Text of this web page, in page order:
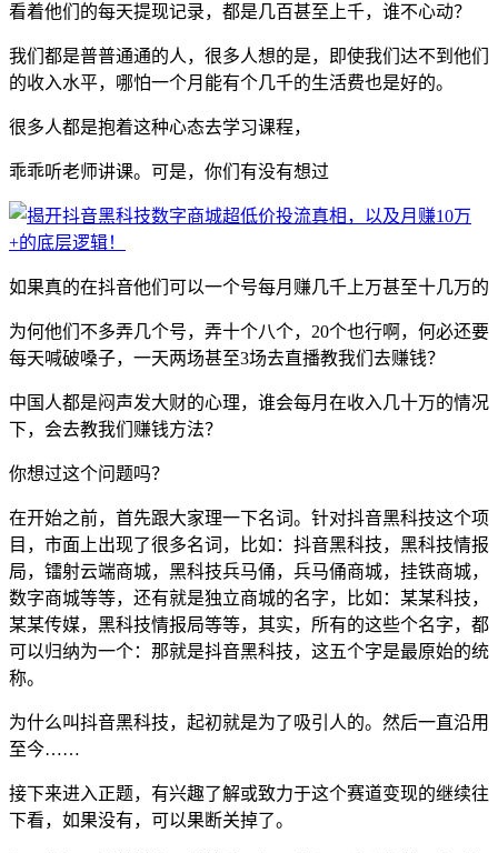
看着他们的每天提现记录，都是几百甚至上千，谁不心动？
我们都是普普通通的人，很多人想的是，即使我们达不到他们
的收入水平，哪怕一个月能有个几千的生活费也是好的。
很多人都是抱着这种心态去学习课程，
乖乖听老师讲课。可是，你们有没有想过
如果真的在抖音他们可以一个号每月赚几千上万甚至十几万的
为何他们不多弄几个号，弄十个八个，20个也行啊，何必还要
每天喊破嗓子，一天两场甚至3场去直播教我们去赚钱？
中国人都是闷声发大财的心理，谁会每月在收入几十万的情况
下，会去教我们赚钱方法？
你想过这个问题吗？
在开始之前，首先跟大家理一下名词。针对抖音黑科技这个项
目，市面上出现了很多名词，比如：抖音黑科技，黑科技情报
局，镭射云端商城，黑科技兵马俑，兵马俑商城，挂铁商城，
数字商城等等，还有就是独立商城的名字，比如：某某科技，
某某传媒，黑科技情报局等等，其实，所有的这些个名字，都
可以归纳为一个：那就是抖音黑科技，这五个字是最原始的统
称。
为什么叫抖音黑科技，起初就是为了吸引人的。然后一直沿用
至今……
接下来进入正题，有兴趣了解或致力于这个赛道变现的继续往
下看，如果没有，可以果断关掉了。